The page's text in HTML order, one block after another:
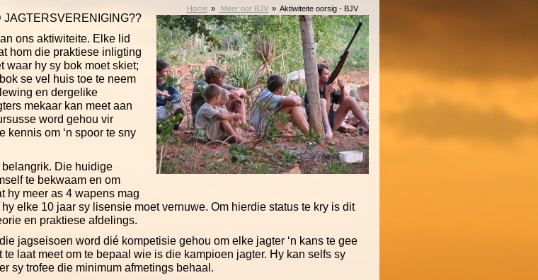
Home Meer oor BJV Aktiwiteite oorsig - BJV
ons aktiwiteite. Elke lid
hom die praktiese inligting
waar hy sy bok moet skiet;
se vel huis toe te neem
en dergelike
mekaar kan meet aan
word gehou vir
kennis om ‘n spoor te sny
Die huidige
te bekwaam en om
hy meer as 4 wapens mag
elke 10 jaar sy lisensie moet vernuwe. Om hierdie status te kry is dit
en praktiese afdelings.
jagseisoen word dié kompetisie gehou om elke jagter ‘n kans te gee
laat meet om te bepaal wie is die kampioen jagter. Hy kan selfs sy
sy trofee die minimum afmetings behaal.